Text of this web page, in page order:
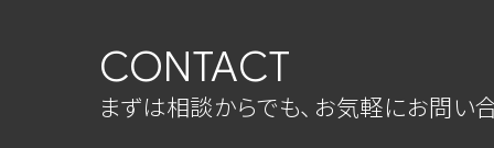
CONTACT
まずは相談からでも、お気軽にお問い